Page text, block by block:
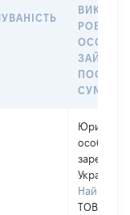
РОБОТА
ОСОБА
ПОСАДУ
Юридична
особа,
Україні
ТОВ